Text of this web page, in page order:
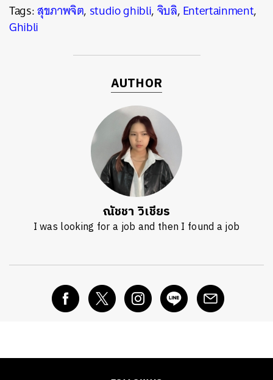
Tags:สุขภาพจิต, studio ghibli,จิบลิ,Entertainment,
Ghibli
AUTHOR
ณัชชา วิเชียร
I was looking for a job and then I found a job